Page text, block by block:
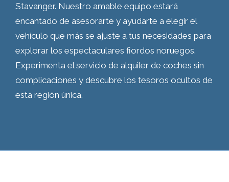
Stavanger. Nuestro amable equipo estará
encantado de asesorarte y ayudarte a elegir el
vehículo que más se ajuste a tus necesidades para
explorar los espectaculares fiordos noruegos.
Experimenta el servicio de alquiler de coches sin
complicaciones y descubre los tesoros ocultos de
esta región única.